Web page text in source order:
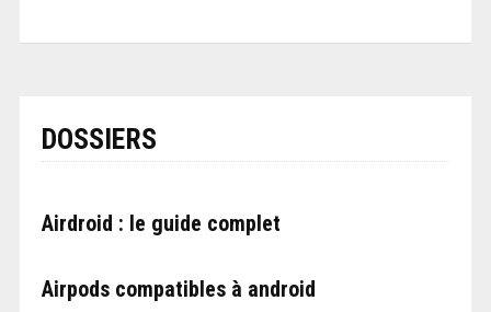
DOSSIERS
Airdroid : le guide complet
Airpods compatibles à android